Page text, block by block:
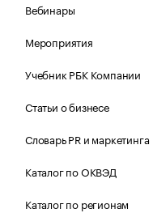
Вебинары
Мероприятия
Учебник РБК Компании
Статьи о бизнесе
Словарь PR и маркетинга
Каталог по ОКВЭД
Каталог по регионам